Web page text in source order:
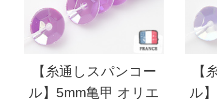
【糸通しスパンコー
ル】5mm亀甲 オリエ
【
ル